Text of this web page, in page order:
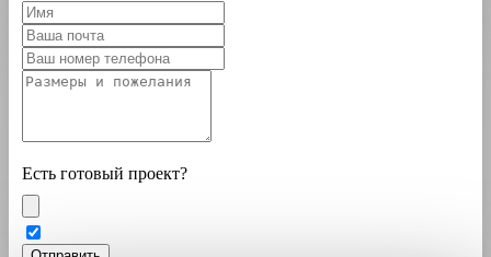
Есть готовый проект?